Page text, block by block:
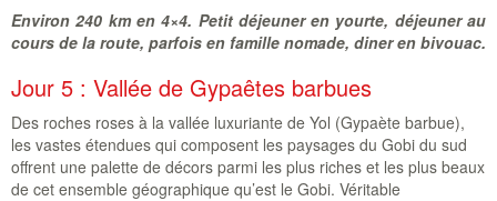
Environ 240 km en 4×4. Petit déjeuner en yourte, déjeuner au
cours de la route, parfois en famille nomade, diner en bivouac.
Jour 5 : Vallée de Gypaêtes barbues
Des roches roses à la vallée luxuriante de Yol (Gypaète barbue),
les vastes étendues qui composent les paysages du Gobi du sud
offrent une palette de décors parmi les plus riches et les plus beaux
de cet ensemble géographique qu’est le Gobi. Véritable